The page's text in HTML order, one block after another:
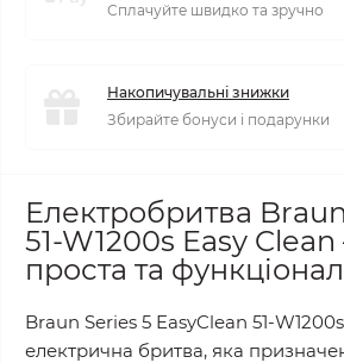
Сплачуйте швидко та зручно
Накопичувальні знижки
Збирайте бонуси і подарунки
Електробритва
51-W1200s Easy Clean
проста та
Braun Series 5 EasyClean 51-
електрична бритва, яка